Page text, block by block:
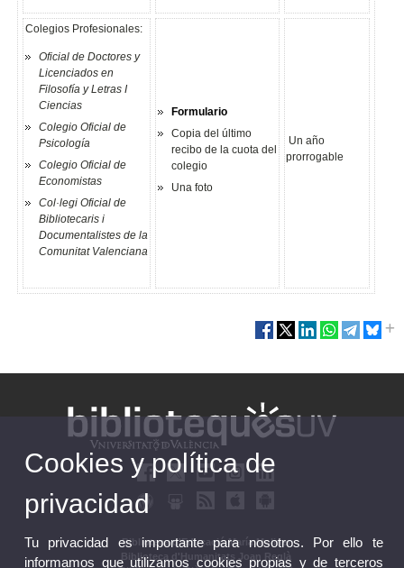
Colegios Profesionales:
Oficial de Doctores y
Licenciados en
Filosofía y Letras I
Ciencias
Colegio Oficial de
Psicología
Colegio Oficial de
Economistas
Col·legi Oficial de
Bibliotecaris i
Documentalistes de la
Comunitat Valenciana
Formulario
Copia del último
recibo de la cuota del
colegio
Una foto
Un año
prorrogable
Biblioteca d'Educació María Moliner
Biblioteca d'Humanitats Joan Reglà
Cookies y política de
privacidad
Tu privacidad es importante para nosotros. Por ello te
informamos que utilizamos cookies propias y de terceros